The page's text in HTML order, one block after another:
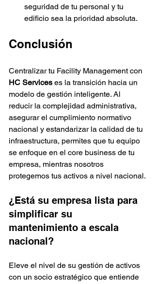
seguridad de tu personal y tu
edificio sea la prioridad absoluta.
Conclusión
Centralizar tu Facility Management con
HC Services es la transición hacia un
modelo de gestión inteligente. Al
reducir la complejidad administrativa,
asegurar el cumplimiento normativo
nacional y estandarizar la calidad de tu
infraestructura, permites que tu equipo
se enfoque en el core business de tu
empresa, mientras nosotros
protegemos tus activos a nivel nacional.
¿Está su empresa lista para
simplificar su
mantenimiento a escala
nacional?
Eleve el nivel de su gestión de activos
con un socio estratégico que entiende